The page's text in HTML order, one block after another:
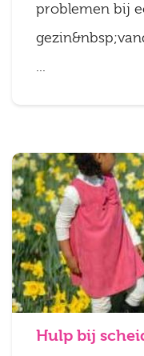
problemen bij
...
Hulp bij